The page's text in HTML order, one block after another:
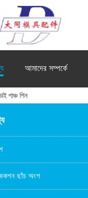
আমাদের সম্পর্কে
পাঞ্চ পিন
ছাঁচ অংশ